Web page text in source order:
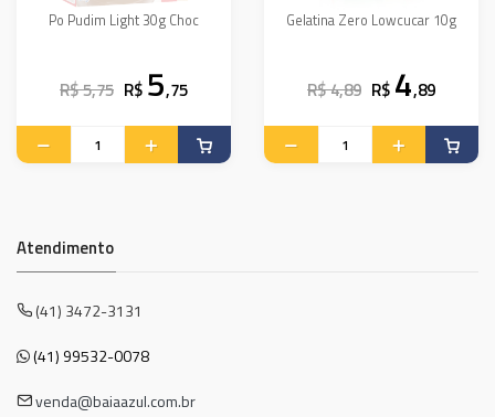
Po Pudim Light 30g Choc
R$ 5,75 R$ 5,75
Gelatina Zero Lowcucar 10g
R$ 4,89 R$ 4,89
Atendimento
(41) 3472-3131
(41) 99532-0078
venda@baiaazul.com.br